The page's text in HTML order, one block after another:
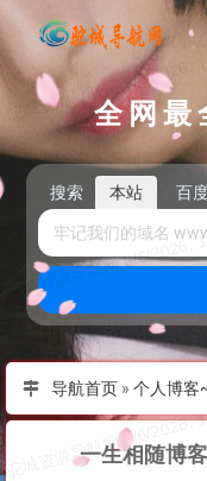
全网最
搜索 本站 百
导航首页 » 个人博客
一生相随博客